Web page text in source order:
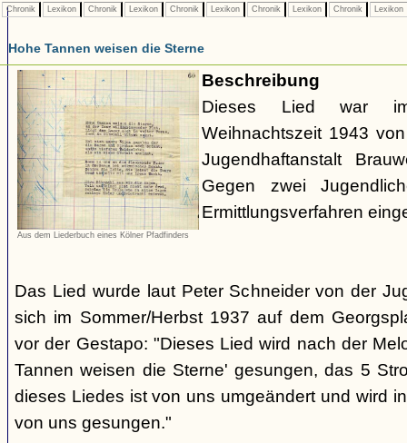
Chronik Lexikon Chronik Lexikon Chronik Lexikon Chronik Lexikon Chronik Lexikon
Hohe Tannen weisen die Sterne
Aus dem Liederbuch eines Kölner Pfadfinders
Beschreibung
Dieses Lied war
Weihnachtszeit 1943
Jugendhaftanstalt
Gegen zwei
Ermittlungsverfahren
Das Lied wurde laut Peter Schneider von der
sich im Sommer/Herbst 1937 auf dem
vor der Gestapo: "Dieses Lied wird nach der
Tannen weisen die Sterne' gesungen, das 5
dieses Liedes ist von uns umgeändert und wird
von uns gesungen."